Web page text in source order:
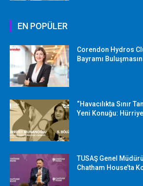
EN POPÜLER
Corendon Hydros
Bayramı
“Havacılıkta Sınır
Yeni Konuğu:
TUSAŞ Genel
Chatham House’ta